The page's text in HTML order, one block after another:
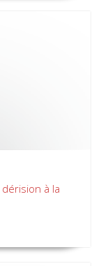
à la